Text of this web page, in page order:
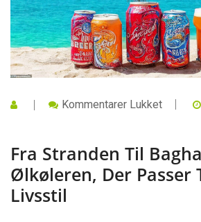
Kommentarer LukketTil
Der
Passer
Fra Stranden Til
Ølkøleren, Der Passer
Livsstil